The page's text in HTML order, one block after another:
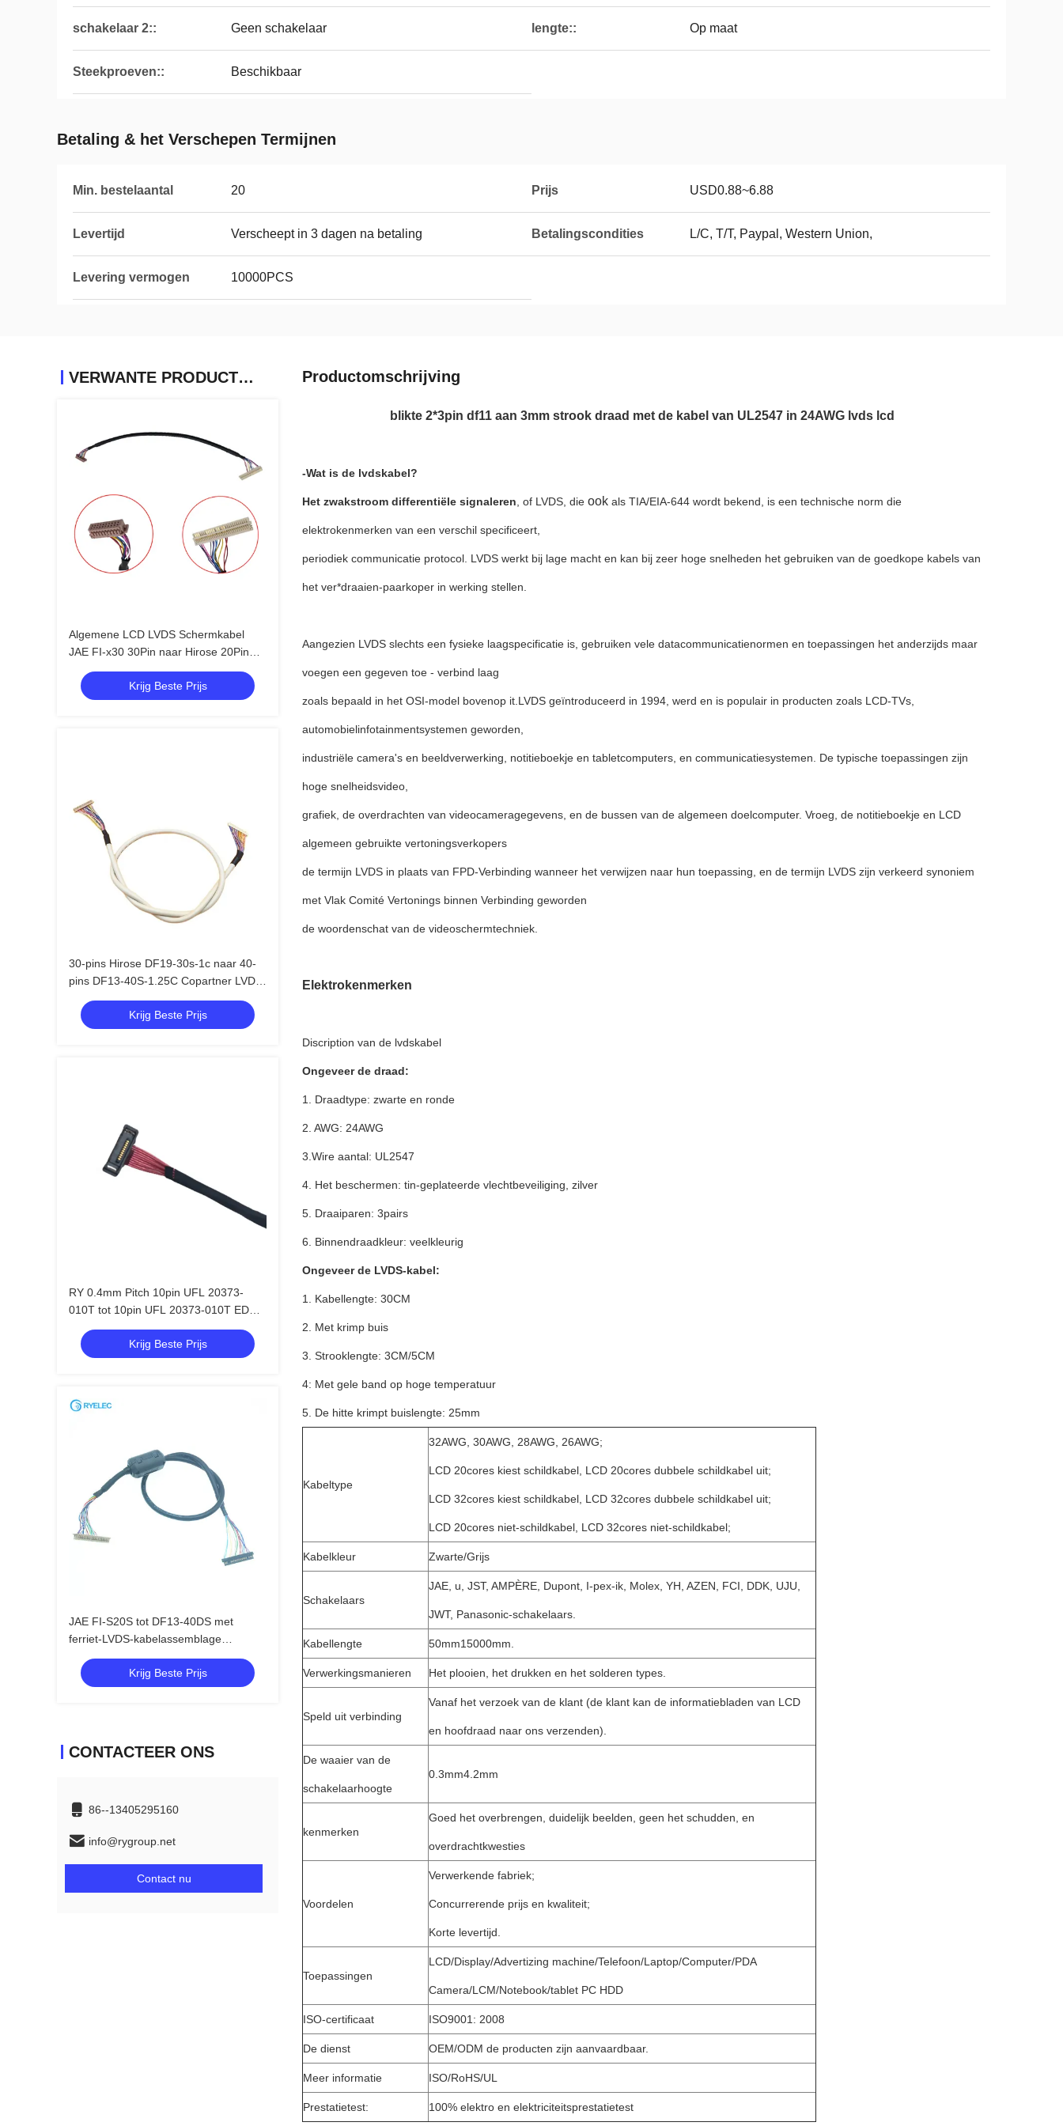
schakelaar 2:: Geen schakelaar lengte:: Op maat
Steekproeven:: Beschikbaar
Betaling & het Verschepen Termijnen
Min. bestelaantal 20 Prijs USD0.88~6.88
Levertijd Verscheept in 3 dagen na betaling Betalingscondities L/C, T/T, Paypal, Western Union,
Levering vermogen 10000PCS
VERWANTE PRODUCTEN
Algemene LCD LVDS Schermkabel
JAE FI-x30 30Pin naar Hirose 20Pin
DF13 Getwiste 20276 Afgeschermde
Draad voor Driver Board
Krijg Beste Prijs
30-pins Hirose DF19-30s-1c naar 40-
pins DF13-40S-1.25C Copartner LVDS
LCD-kabel
Krijg Beste Prijs
RY 0.4mm Pitch 10pin UFL 20373-
010T tot 10pin UFL 20373-010T EDP
Micro Coax AWG36 Lvds Kabel
Assembly
Krijg Beste Prijs
JAE FI-S20S tot DF13-40DS met
ferriet-LVDS-kabelassemblage
ZCAT2035-0930
Krijg Beste Prijs
CONTACTEER ONS
86--13405295160
info@rygroup.net
Contact nu
Productomschrijving
blikte 2*3pin df11 aan 3mm strook draad met de kabel van UL2547 in 24AWG lvds lcd
-Wat is de lvdskabel?
Het zwakstroom differentiële signaleren , of LVDS, die ook als TIA/EIA-644 wordt bekend, is een technische norm die
elektrokenmerken van een verschil specificeert,
periodiek communicatie protocol. LVDS werkt bij lage macht en kan bij zeer hoge snelheden het gebruiken van de goedkope kabels van
het ver*draaien-paarkoper in werking stellen.
Aangezien LVDS slechts een fysieke laagspecificatie is, gebruiken vele datacommunicatienormen en toepassingen het anderzijds maar
voegen een gegeven toe - verbind laag
zoals bepaald in het OSI-model bovenop it.LVDS geïntroduceerd in 1994, werd en is populair in producten zoals LCD-TVs,
automobielinfotainmentsystemen geworden,
industriële camera's en beeldverwerking, notitieboekje en tabletcomputers, en communicatiesystemen. De typische toepassingen zijn
hoge snelheidsvideo,
grafiek, de overdrachten van videocameragegevens, en de bussen van de algemeen doelcomputer. Vroeg, de notitieboekje en LCD
algemeen gebruikte vertoningsverkopers
de termijn LVDS in plaats van FPD-Verbinding wanneer het verwijzen naar hun toepassing, en de termijn LVDS zijn verkeerd synoniem
met Vlak Comité Vertonings binnen Verbinding geworden
de woordenschat van de videoschermtechniek.
Elektrokenmerken
Discription van de lvdskabel
Ongeveer de draad:
1. Draadtype: zwarte en ronde
2. AWG: 24AWG
3.Wire aantal: UL2547
4. Het beschermen: tin-geplateerde vlechtbeveiliging, zilver
5. Draaiparen: 3pairs
6. Binnendraadkleur: veelkleurig
Ongeveer de LVDS-kabel:
1. Kabellengte: 30CM
2. Met krimp buis
3. Strooklengte: 3CM/5CM
4: Met gele band op hoge temperatuur
5. De hitte krimpt buislengte: 25mm
Kabeltype
32AWG, 30AWG, 28AWG, 26AWG;
LCD 20cores kiest schildkabel, LCD 20cores dubbele schildkabel uit;
LCD 32cores kiest schildkabel, LCD 32cores dubbele schildkabel uit;
LCD 20cores niet-schildkabel, LCD 32cores niet-schildkabel;
Kabelkleur Zwarte/Grijs
Schakelaars
JAE, u, JST, AMPÈRE, Dupont, I-pex-ik, Molex, YH, AZEN, FCI, DDK, UJU,
JWT, Panasonic-schakelaars.
Kabellengte 50mm15000mm.
Verwerkingsmanieren Het plooien, het drukken en het solderen types.
Speld uit verbinding
Vanaf het verzoek van de klant (de klant kan de informatiebladen van LCD
en hoofdraad naar ons verzenden).
De waaier van de
schakelaarhoogte
0.3mm4.2mm
kenmerken
Goed het overbrengen, duidelijk beelden, geen het schudden, en
overdrachtkwesties
Voordelen
Verwerkende fabriek;
Concurrerende prijs en kwaliteit;
Korte levertijd.
Toepassingen
LCD/Display/Advertizing machine/Telefoon/Laptop/Computer/PDA
Camera/LCM/Notebook/tablet PC HDD
ISO-certificaat ISO9001: 2008
De dienst OEM/ODM de producten zijn aanvaardbaar.
Meer informatie ISO/RoHS/UL
Prestatietest: 100% elektro en elektriciteitsprestatietest